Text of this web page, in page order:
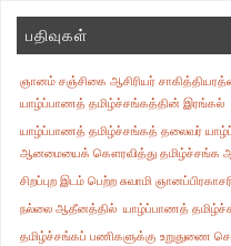
பதிவுகள்
ஞானம் சஞ்சிகை ஆசிரியர்
யாழ்ப்பாணத் தமிழ்ச்சங்கத்தின் இரங்கல்
யாழ்ப்பாணத் தமிழ்ச்சங்கத் தலைவர்
ஆனமையைக் கௌரவித்து தமிழ்ச்சங்க
சிறப்புற இடம் பெற்ற சுவாமி
நல்லை ஆதீனத்தில் யாழ்ப்பாணத்
தமிழ்ச்சங்கப் பணிகளுக்கு உறுதுணை